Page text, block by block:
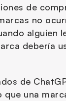
de
no
alguien
debería
de
una